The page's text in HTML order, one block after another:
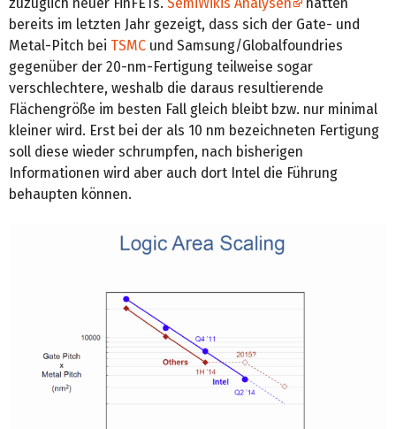
bereits im letzten Jahr gezeigt, dass sich der Gate- und
Metal-Pitch bei TSMC und Samsung/Globalfoundries
gegenüber der 20-nm-Fertigung teilweise sogar
verschlechtere, weshalb die daraus resultierende
Flächengröße im besten Fall gleich bleibt bzw. nur minimal
kleiner wird. Erst bei der als 10 nm bezeichneten Fertigung
soll diese wieder schrumpfen, nach bisherigen
Informationen wird aber auch dort Intel die Führung
behaupten können.